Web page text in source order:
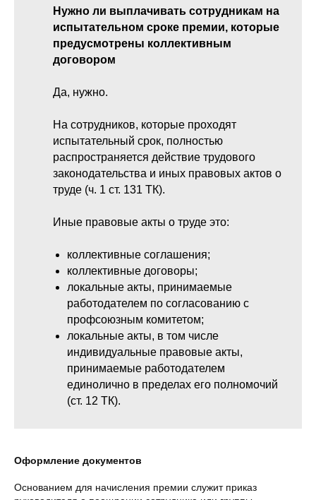
Нужно ли выплачивать сотрудникам на
испытательном сроке премии, которые
предусмотрены коллективным
договором
Да, нужно.
На сотрудников, которые проходят
испытательный срок, полностью
распространяется действие трудового
законодательства и иных правовых актов о
труде (ч. 1 ст. 131 ТК).
Иные правовые акты о труде это:
коллективные соглашения;
коллективные договоры;
локальные акты, принимаемые
работодателем по согласованию с
профсоюзным комитетом;
локальные акты, в том числе
индивидуальные правовые акты,
принимаемые работодателем
единолично в пределах его полномочий
(ст. 12 ТК).
Оформление документов
Основанием для начисления премии служит приказ